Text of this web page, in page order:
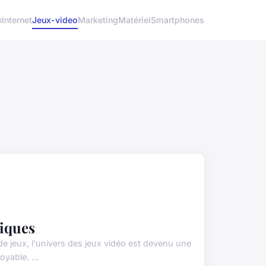
InternetJeux-videoMarketingMatérielSmartphones
jeux, l'univers des jeux vidéo est devenu une
...